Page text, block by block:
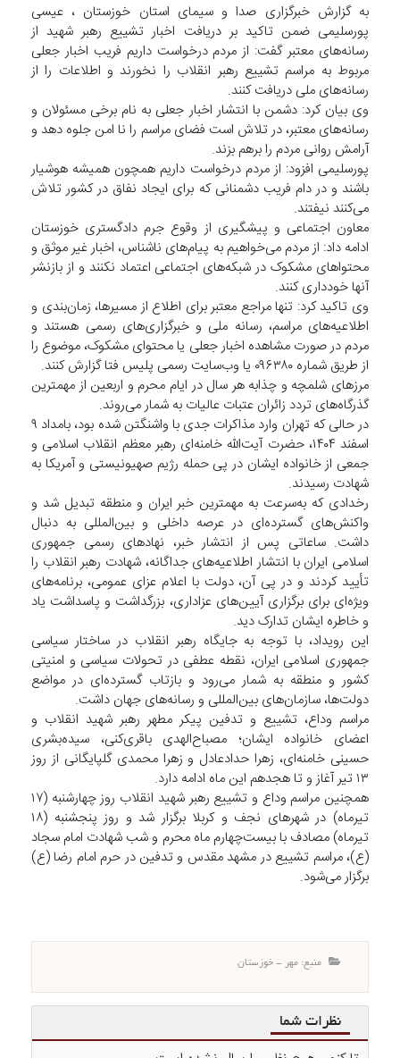
به گزارش خبرگزاری صدا و سیمای استان خوزستان ، عیسی
پورسلیمی ضمن تاکید بر دریافت اخبار تشییع رهبر شهید از
رسانه‌های معتبر گفت: از مردم درخواست داریم فریب اخبار جعلی
مربوط به مراسم تشییع رهبر انقلاب را نخورند و اطلاعات را از
رسانه‌های ملی دریافت کنند.
وی بیان کرد: دشمن با انتشار اخبار جعلی به نام برخی مسئولان و
رسانه‌های معتبر، در تلاش است فضای مراسم را نا امن جلوه دهد و
آرامش روانی مردم را برهم بزند.
پورسلیمی افزود: از مردم درخواست داریم همچون همیشه هوشیار
باشند و در دام فریب دشمنانی که برای ایجاد نفاق در کشور تلاش
می‌کنند نیفتند.
معاون اجتماعی و پیشگیری از وقوع جرم دادگستری خوزستان
ادامه داد: از مردم می‌خواهیم به پیام‌های ناشناس، اخبار غیر موثق و
محتوا‌های مشکوک در شبکه‌های اجتماعی اعتماد نکنند و از بازنشر
آنها خودداری کنند.
وی تاکید کرد: تنها مراجع معتبر برای اطلاع از مسیرها، زمان‌بندی و
اطلاعیه‌های مراسم، رسانه ملی و خبرگزاری‌های رسمی هستند و
مردم در صورت مشاهده اخبار جعلی یا محتوای مشکوک، موضوع را
از طریق شماره ۰۹۶۳۸۰ یا وب‌سایت رسمی پلیس فتا گزارش کنند.
مرز‌های شلمچه و چذابه هر سال در ایام محرم و اربعین از مهمترین
گذرگاه‌های تردد زائران عتبات عالیات به شمار می‌روند.
در حالی که تهران وارد مذاکرات جدی با واشنگتن شده بود، بامداد ۹
اسفند ۱۴۰۴، حضرت آیت‌الله خامنه‌ای رهبر معظم انقلاب اسلامی و
جمعی از خانواده ایشان در پی حمله رژیم صهیونیستی و آمریکا به
شهادت رسیدند.
رخدادی که به‌سرعت به مهمترین خبر ایران و منطقه تبدیل شد و
واکنش‌های گسترده‌ای در عرصه داخلی و بین‌المللی به دنبال
داشت. ساعاتی پس از انتشار خبر، نهاد‌های رسمی جمهوری
اسلامی ایران با انتشار اطلاعیه‌های جداگانه، شهادت رهبر انقلاب را
تأیید کردند و در پی آن، دولت با اعلام عزای عمومی، برنامه‌های
ویژه‌ای برای برگزاری آیین‌های عزاداری، بزرگداشت و پاسداشت یاد
و خاطره ایشان تدارک دید.
این رویداد، با توجه به جایگاه رهبر انقلاب در ساختار سیاسی
جمهوری اسلامی ایران، نقطه عطفی در تحولات سیاسی و امنیتی
کشور و منطقه به شمار می‌رود و بازتاب گسترده‌ای در مواضع
دولت‌ها، سازمان‌های بین‌المللی و رسانه‌های جهان داشت.
مراسم وداع، تشییع و تدفین پیکر مطهر رهبر شهید انقلاب و
اعضای خانواده ایشان؛ مصباح‌الهدی باقری‌کنی، سیده‌بشری
حسینی خامنه‌ای، زهرا حدادعادل و زهرا محمدی گلپایگانی از روز
۱۳ تیر آغاز و تا هجدهم این ماه ادامه دارد.
همچنین مراسم وداع و تشییع رهبر شهید انقلاب روز چهارشنبه (۱۷
تیرماه) در شهر‌های نجف و کربلا برگزار شد و روز پنجشنبه (۱۸
تیرماه) مصادف با بیست‌چهارم ماه محرم و شب شهادت امام سجاد
(ع)، مراسم تشییع در مشهد مقدس و تدفین در حرم امام رضا (ع)
برگزار می‌شود.
منبع: مهر - خوزستان
نظرات شما